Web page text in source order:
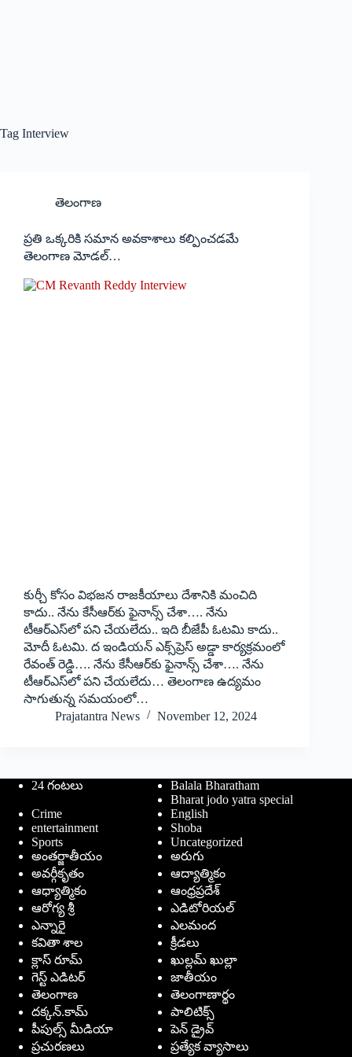
Tag Interview
తెలంగాణ
ప్ర‌తి ఒక్క‌రికి స‌మాన అవ‌కాశాలు క‌ల్పించ‌డమే
తెలంగాణ మోడ‌ల్‌…
కుర్చీ కోసం విభ‌జ‌న రాజ‌కీయాలు దేశానికి మంచిది
కాదు.. నేను కేసీఆర్‌కు ఫైనాన్స్ చేశా…. నేను
టీఆర్ఎస్‌లో ప‌ని చేయ‌లేదు.. ఇది బీజేపీ ఓట‌మి కాదు..
మోదీ ఓట‌మి. ద ఇండియ‌న్ ఎక్స్‌ప్రెస్ అడ్డా కార్య‌క్ర‌మంలో
రేవంత్ రెడ్డి…. నేను కేసీఆర్‌కు ఫైనాన్స్ చేశా…. నేను
టీఆర్ఎస్‌లో ప‌ని చేయ‌లేదు… తెలంగాణ ఉద్య‌మం
సాగుతున్న స‌మ‌యంలో…
Prajatantra News
November 12, 2024
24 గంటలు
Balala Bharatham
Bharat jodo yatra special
Crime
English
entertainment
Shoba
Sports
Uncategorized
అంతర్జాతీయం
అరుగు
అవర్గీకృతం
ఆద్యాత్మికం
ఆధ్యాత్మికం
ఆంధ్రప్రదేశ్
ఆరోగ్య శ్రీ
ఎడిటోరియల్
ఎన్నారై
ఎలమంద
కవితా శాల
క్రీడలు
క్లాస్ రూమ్
ఖుల్లమ్ ఖుల్లా
గెస్ట్ ఎడిటర్
జాతీయం
తెలంగాణ
తెలంగాణార్థం
దక్కన్.కామ్
పాలిటిక్స్
పీపుల్స్ ‌మీడియా
పెన్ డ్రైవ్
ప్రచురణలు
ప్రత్యేక వ్యాసాలు